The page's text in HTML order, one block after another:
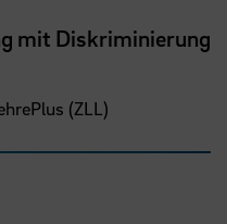
mit Diskriminierung
(ZLL)